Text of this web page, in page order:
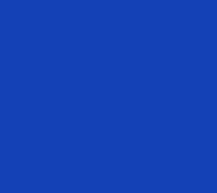
состоянии и за наилучшую цену.